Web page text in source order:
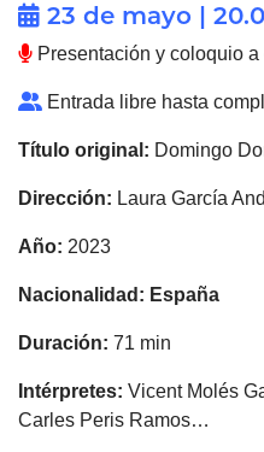
23 de mayo |
Presentación y coloquio a
Entrada libre hasta
Título original: Domingo
Dirección: Laura García
Año: 2023
Nacionalidad: España
Duración: 71 min
Intérpretes: Vicent Molés
Carles Peris Ramos…